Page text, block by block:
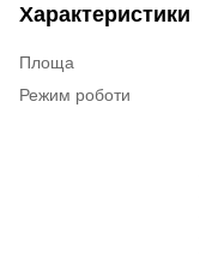
Характеристики
Площа
Режим роботи